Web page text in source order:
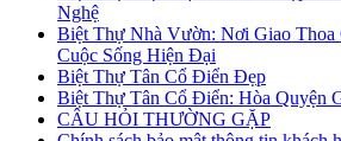
Nghệ
Biệt Thự Nhà Vườn: Nơi Giao Thoa
Cuộc Sống Hiện Đại
Biệt Thự Tân Cổ Điển Đẹp
Biệt Thự Tân Cổ Điển: Hòa Quyện
CÂU HỎI THƯỜNG GẶP